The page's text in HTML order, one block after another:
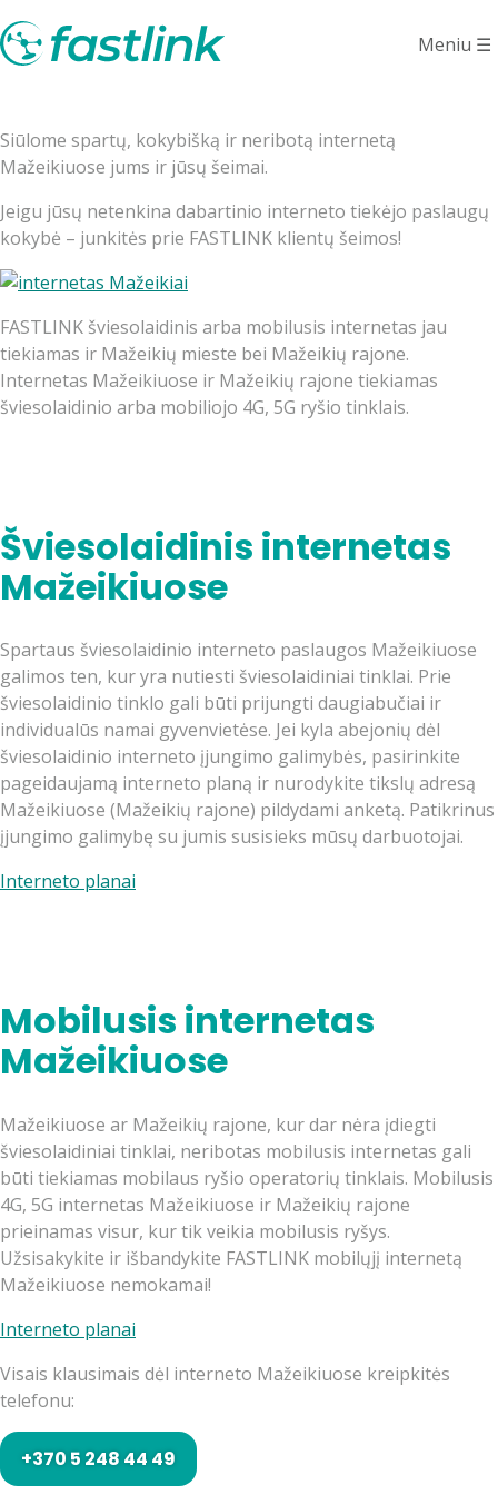
Meniu ☰
Internetas
Mažeikiuose
Siūlome spartų, kokybišką ir neribotą internetą
Mažeikiuose jums ir jūsų šeimai.
Jeigu jūsų netenkina dabartinio interneto tiekėjo paslaugų
kokybė – junkitės prie FASTLINK klientų šeimos!
FASTLINK šviesolaidinis arba mobilusis internetas jau
tiekiamas ir Mažeikių mieste bei Mažeikių rajone.
Internetas Mažeikiuose ir Mažeikių rajone tiekiamas
šviesolaidinio arba mobiliojo 4G, 5G ryšio tinklais.
Šviesolaidinis internetas
Mažeikiuose
Spartaus šviesolaidinio interneto paslaugos Mažeikiuose
galimos ten, kur yra nutiesti šviesolaidiniai tinklai. Prie
šviesolaidinio tinklo gali būti prijungti daugiabučiai ir
individualūs namai gyvenvietėse. Jei kyla abejonių dėl
šviesolaidinio interneto įjungimo galimybės, pasirinkite
pageidaujamą interneto planą ir nurodykite tikslų adresą
Mažeikiuose (Mažeikių rajone) pildydami anketą. Patikrinus
įjungimo galimybę su jumis susisieks mūsų darbuotojai.
Interneto planai
Mobilusis internetas
Mažeikiuose
Mažeikiuose ar Mažeikių rajone, kur dar nėra įdiegti
šviesolaidiniai tinklai, neribotas mobilusis internetas gali
būti tiekiamas mobilaus ryšio operatorių tinklais. Mobilusis
4G, 5G internetas Mažeikiuose ir Mažeikių rajone
prieinamas visur, kur tik veikia mobilusis ryšys.
Užsisakykite ir išbandykite FASTLINK mobilųjį internetą
Mažeikiuose nemokamai!
Interneto planai
Visais klausimais dėl interneto Mažeikiuose kreipkitės
telefonu:
+370 5 248 44 49